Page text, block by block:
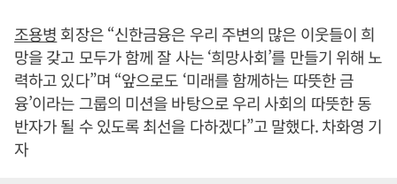
조용병 회장은 “신한금융은 우리 주변의 많은 이웃들이 희
망을 갖고 모두가 함께 잘 사는 ‘희망사회’를 만들기 위해 노
력하고 있다”며 “앞으로도 ‘미래를 함께하는 따뜻한 금
융’이라는 그룹의 미션을 바탕으로 우리 사회의 따뜻한 동
반자가 될 수 있도록 최선을 다하겠다”고 말했다. 차화영 기
자